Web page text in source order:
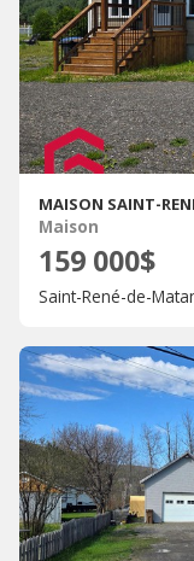
MAISON SAINT-
Maison
159 000$
Saint-René-de-